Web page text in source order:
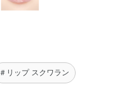
＃リップ スクワラン